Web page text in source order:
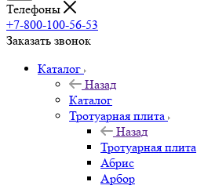
Телефоны
+7-800-100-56-53
Заказать звонок
Каталог
Назад
Каталог
Тротуарная плита
Назад
Тротуарная плита
Абрис
Арбор